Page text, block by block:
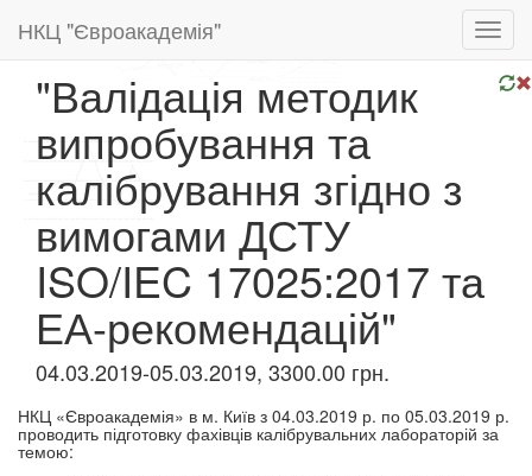
НКЦ "Євроакадемія"
"Валідація методик
випробування та
калібрування згідно з
вимогами ДСТУ
ISO/IEC 17025:2017 та
ЕА-рекомендацій"
04.03.2019-05.03.2019, 3300.00 грн.
НКЦ «Євроакадемія» в м. Київ з 04.03.2019 р. по 05.03.2019 р.
проводить підготовку фахівців калібрувальних лабораторій за
темою:​